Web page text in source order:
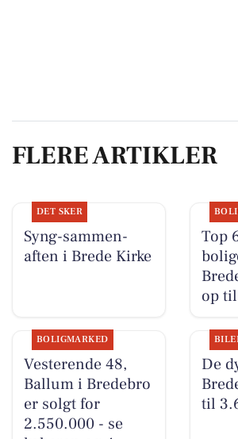
FLERE ARTIKLER
DET SKER
Syng-sammen-
aften i Brede Kirke
Top
op
BOLIGMARKED
Vesterende 48,
Ballum i Bredebro
er solgt for
2.550.000 - se
De
til